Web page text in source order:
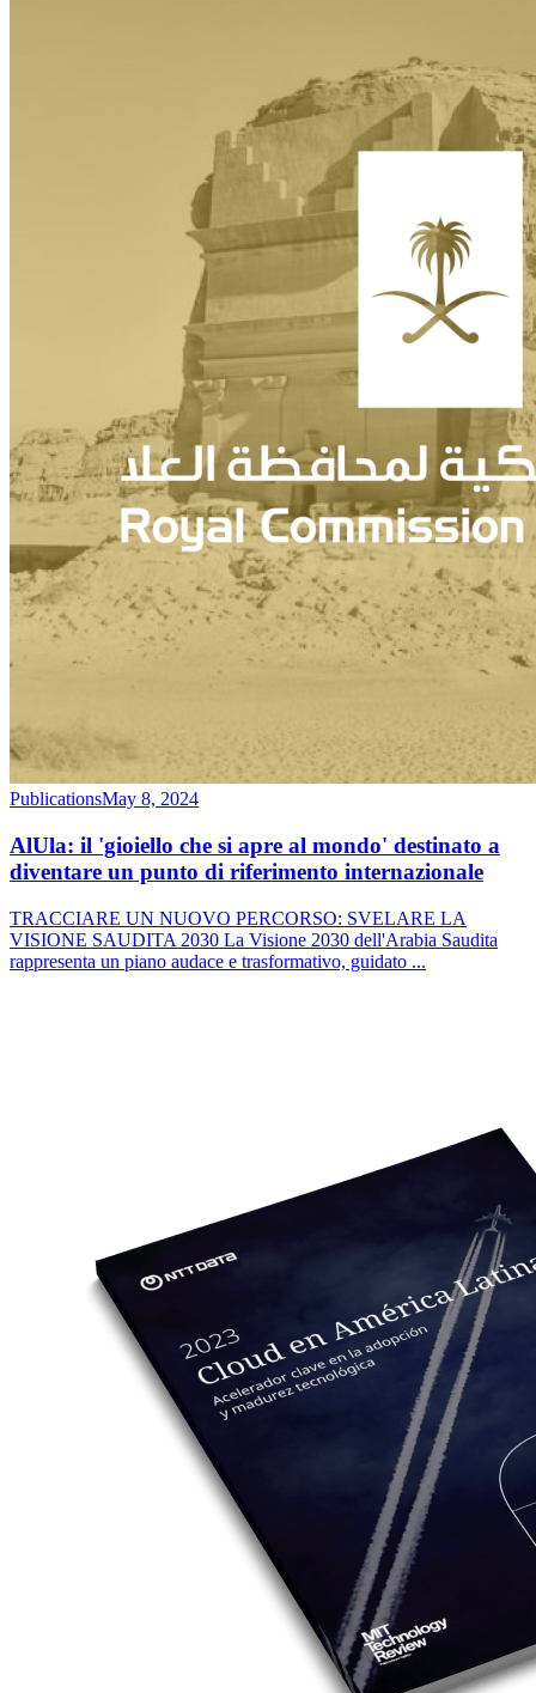
PublicationsMay 8, 2024
AlUla: il 'gioiello che si apre al mondo' destinato a
diventare un punto di riferimento internazionale
TRACCIARE UN NUOVO PERCORSO: SVELARE LA
VISIONE SAUDITA 2030 La Visione 2030 dell'Arabia Saudita
rappresenta un piano audace e trasformativo, guidato ...